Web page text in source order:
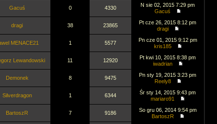
Gacuś 0 4330
N sie 02, 2015 7:29 pm
Gacuś
dragi 38 23865
Pt cze 26, 2015 8:12 pm
dragi
MENACE21 1 5577
Pn cze 01, 2015 9:12 pm
kris185
Lewandowski 11 12920
Pt kwi 10, 2015 8:38 pm
iwadrian
Demonek 8 9475
Pn sty 19, 2015 3:23 pm
Reely8
Silverdragon 1 6344
Śr sty 14, 2015 9:43 pm
mariaro91
BartoszR 7 9186
So gru 06, 2014 9:54 pm
BartoszR